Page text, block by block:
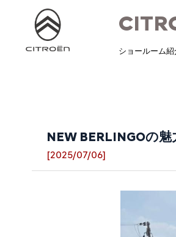
ショールーム紹
NEW BERLINGOの
[2025/07/06]